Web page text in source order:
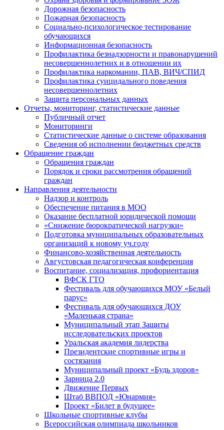
Дорожная безопасность
Пожарная безопасность
Социально-психологическое тестирование
обучающихся
Информационная безопасность
Профилактика безнадзорности и правонарушений
несовершеннолетних и в отношении их
Профилактика наркомании, ПАВ, ВИЧ/СПИД
Профилактика суицидального поведения
несовершеннолетних
Защита персональных данных
Отчеты, мониторинг, статистические данные
Публичный отчет
Мониторинги
Статистические данные о системе образования
Сведения об исполнении бюджетных средств
Обращение граждан
Обращения граждан
Порядок и сроки рассмотрения обращений
граждан
Направления деятельности
Надзор и контроль
Обеспечение питания в МОО
Оказание бесплатной юридической помощи
«Снижение бюрократической нагрузки»
Подготовка муниципальных образовательных
организаций к новому уч.году
Финансово-хозяйственная деятельность
Августовская педагогическая конференция
Воспитание, социализация, профориентация
ВФСК ГТО
Фестиваль для обучающихся МОУ «Белый
парус»
Фестиваль для обучающихся ДОУ
«Маленькая страна»
Муниципальный этап Защиты
исследовательских проектов
Уральская академия лидерства
Президентские спортивные игры и
состязания
Муниципальный проект «Будь здоров»
Зарница 2.0
Движение Первых
Штаб ВВПОД «Юнармия»
Проект «Билет в будущее»
Школьные спортивные клубы
Всероссийская олимпиада школьников